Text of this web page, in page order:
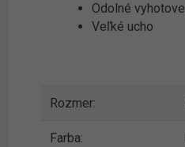
Odolné
Veľké ucho
Rozmer:
Farba: